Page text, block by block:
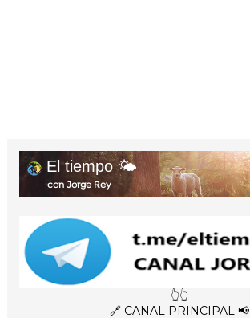
El tiempo 🌤️
con Jorge Rey
👆👆
🔗 CANAL PRINCIPAL📢